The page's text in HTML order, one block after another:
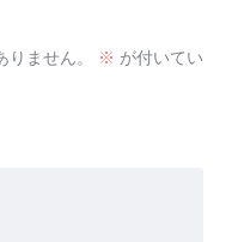
ません。 ※ が付いてい